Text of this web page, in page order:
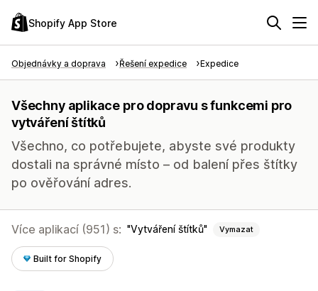
Shopify App Store
Objednávky a doprava Řešení expedice Expedice
Všechny aplikace pro dopravu s funkcemi pro
vytváření štítků
Všechno, co potřebujete, abyste své produkty
dostali na správné místo – od balení přes štítky
po ověřování adres.
Více aplikací (951) s: Vytváření štítků Vymazat
Built for Shopify